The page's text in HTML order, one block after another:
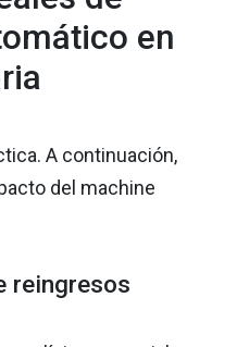
en
A continuación,
del machine
reingresos